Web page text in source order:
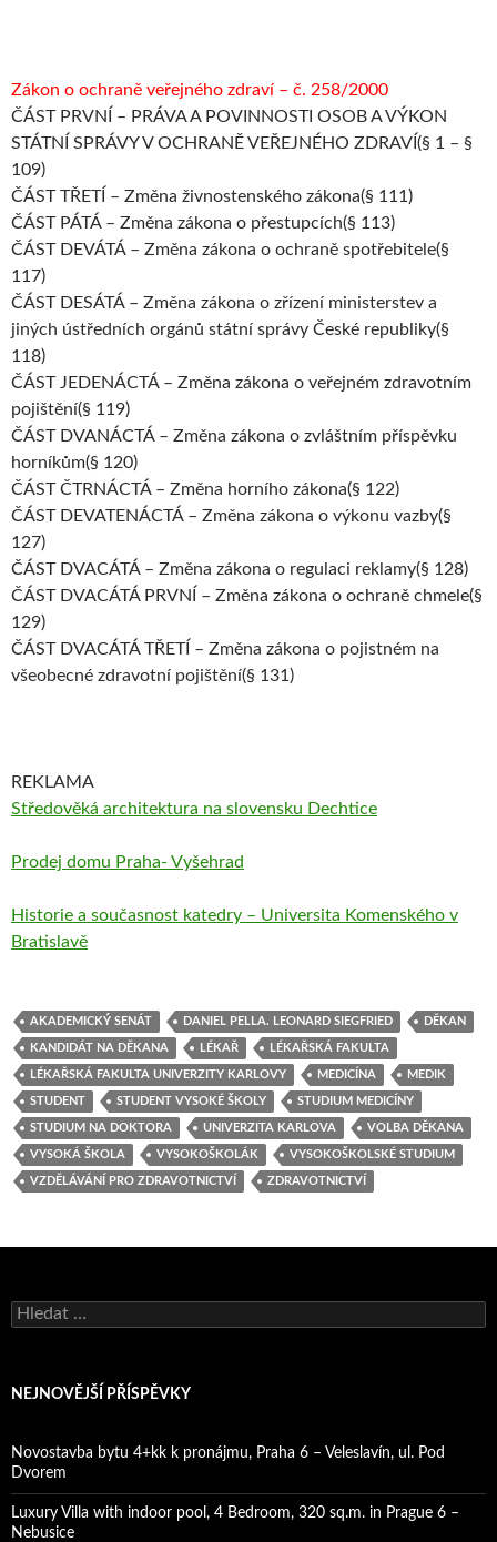
Zákon o ochraně veřejného zdraví – č. 258/2000
ČÁST PRVNÍ – PRÁVA A POVINNOSTI OSOB A VÝKON
STÁTNÍ SPRÁVY V OCHRANĚ VEŘEJNÉHO ZDRAVÍ(§ 1 – §
109)
ČÁST TŘETÍ – Změna živnostenského zákona(§ 111)
ČÁST PÁTÁ – Změna zákona o přestupcích(§ 113)
ČÁST DEVÁTÁ – Změna zákona o ochraně spotřebitele(§
117)
ČÁST DESÁTÁ – Změna zákona o zřízení ministerstev a
jiných ústředních orgánů státní správy České republiky(§
118)
ČÁST JEDENÁCTÁ – Změna zákona o veřejném zdravotním
pojištění(§ 119)
ČÁST DVANÁCTÁ – Změna zákona o zvláštním příspěvku
horníkům(§ 120)
ČÁST ČTRNÁCTÁ – Změna horního zákona(§ 122)
ČÁST DEVATENÁCTÁ – Změna zákona o výkonu vazby(§
127)
ČÁST DVACÁTÁ – Změna zákona o regulaci reklamy(§ 128)
ČÁST DVACÁTÁ PRVNÍ – Změna zákona o ochraně chmele(§
129)
ČÁST DVACÁTÁ TŘETÍ – Změna zákona o pojistném na
všeobecné zdravotní pojištění(§ 131)
REKLAMA
Středověká architektura na slovensku Dechtice
Prodej domu Praha- Vyšehrad
Historie a současnost katedry – Universita Komenského v
Bratislavě
AKADEMICKÝ SENÁT DANIEL PELLA. LEONARD SIEGFRIED DĚKAN
KANDIDÁT NA DĚKANA LÉKAŘ LÉKAŘSKÁ FAKULTA
LÉKAŘSKÁ FAKULTA UNIVERZITY KARLOVY MEDICÍNA MEDIK
STUDENT STUDENT VYSOKÉ ŠKOLY STUDIUM MEDICÍNY
STUDIUM NA DOKTORA UNIVERZITA KARLOVA VOLBA DĚKANA
VYSOKÁ ŠKOLA VYSOKOŠKOLÁK VYSOKOŠKOLSKÉ STUDIUM
VZDĚLÁVÁNÍ PRO ZDRAVOTNICTVÍ ZDRAVOTNICTVÍ
Vyhledávání
NEJNOVĚJŠÍ PŘÍSPĚVKY
Novostavba bytu 4+kk k pronájmu, Praha 6 – Veleslavín, ul. Pod
Dvorem
Luxury Villa with indoor pool, 4 Bedroom, 320 sq.m. in Prague 6 –
Nebusice